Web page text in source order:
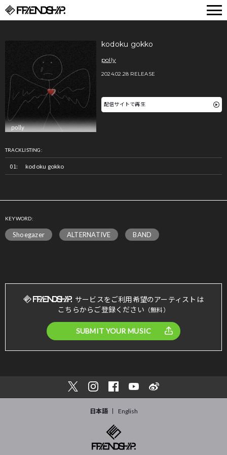
kodoku gokko
polly
2024.02.28 RELEASE
配信サイトで再生
TRACKLISTING:
kodoku gokko
KEYWORD:
Shoegazer ALTERNATIVE BAND
サービスをご利用希望のアーティストは
こちらからご登録ください （無料）
SUBMIT YOUR MUSIC
日本語 English